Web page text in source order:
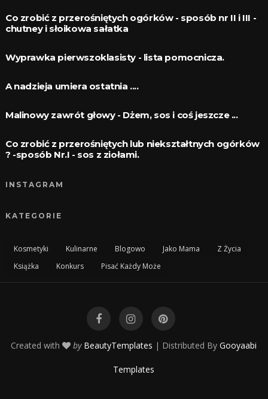
Co zrobić z przerośniętych ogórków - sposób nr II i III -
chutney i słoikowa sałatka
Wyprawka pierwszoklasisty - lista pomocnicza.
A nadzieja umiera ostatnia ....
Malinowy zawrót głowy - Dżem, sos i coś jeszcze ...
Co zrobić z przerośniętych lub niekształtnych ogórków
? -sposób Nr.I - sos z ziołami.
INSTAGRAM
KATEGORIE
Kosmetyki Kulinarne Blogowo Jako Mama
Z Życia
Książka
Konkurs Pisać Każdy Może
Created with by BeautyTemplates | Distributed ByGooyaabi
Templates